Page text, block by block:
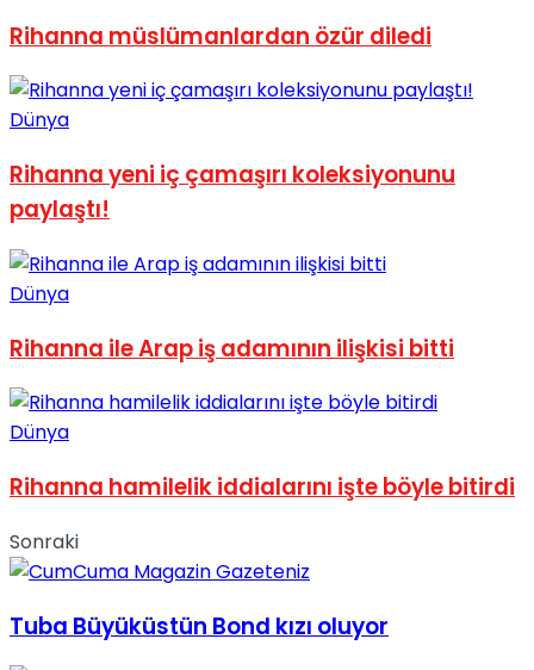
No Result
View All Result
Rihanna müslümanlardan özür diledi
Dünya
Rihanna yeni iç çamaşırı koleksiyonunu
paylaştı!
Dünya
Rihanna ile Arap iş adamının ilişkisi bitti
Dünya
Rihanna hamilelik iddialarını işte böyle bitirdi
Sonraki
Tuba Büyüküstün Bond kızı oluyor